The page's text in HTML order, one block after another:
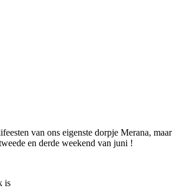
van ons eigenste dorpje Merana, maar
en derde weekend van juni !
is